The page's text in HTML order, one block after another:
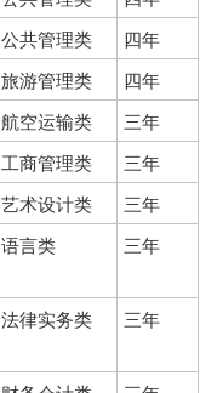
公共管理类
四年
旅游管理类
四年
航空运输类
三年
工商管理类
三年
艺术设计类
三年
语言类 三年
法律实务类 三年